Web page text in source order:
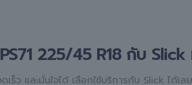
225/45 R18 กับ Slick
เร็ว และมั่นใจได้ เลือกใช้บริการกับ Slick ได้